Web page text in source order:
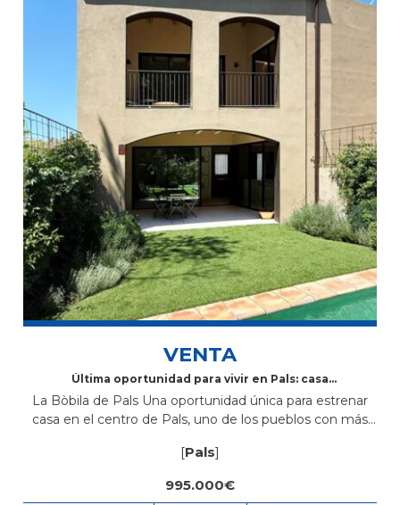
VENTA
Última oportunidad para vivir en Pals: casa
La Bòbila de Pals Una oportunidad única para estrenar
casa en el centro de Pals, uno de los pueblos con más
[Pals]
995.000€